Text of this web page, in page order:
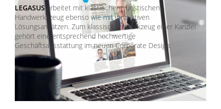
LEGASUSarbeitet mit klassischem juristischen
Handwerkszeug ebenso wie mit innovativen
Lösungsansätzen. Zum klassischen Werkzeug einer Kanzlei
gehört eine entsprechend hochwertige
Geschäftsausstattung im neuen Corporate Design.